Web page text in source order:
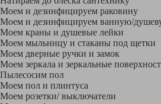
Моем и дезинфицируем раковину
Моем и дезинфицируем ванную/
Моем краны и душевые лейки
Моем мыльницу и стаканы под щетки
Моем дверные ручки и замок
Моем зеркала и зеркальные
Пылесосим пол
Моем пол и плинтуса
Моем розетки/ выключатели